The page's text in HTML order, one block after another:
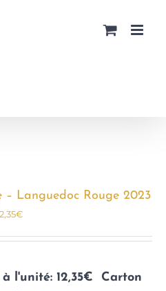
– Languedoc Rouge 2023
€
l'unité: 12,35€
Carton